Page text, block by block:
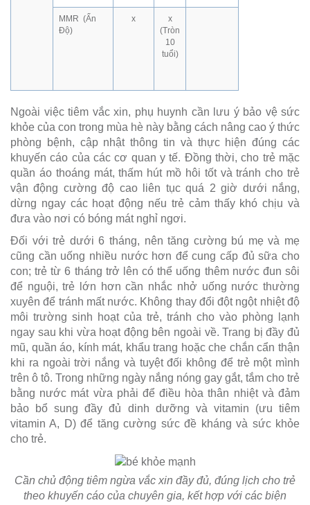
MMR (Ấn
Độ)
x
x
(Tròn
10
tuổi)
Ngoài việc tiêm vắc xin, phụ huynh cần lưu ý bảo vệ sức
khỏe của con trong mùa hè này bằng cách nâng cao ý thức
phòng bệnh, cập nhật thông tin và thực hiện đúng các
khuyến cáo của các cơ quan y tế. Đồng thời, cho trẻ mặc
quần áo thoáng mát, thấm hút mồ hôi tốt và tránh cho trẻ
vận động cường độ cao liên tục quá 2 giờ dưới nắng,
dừng ngay các hoạt động nếu trẻ cảm thấy khó chịu và
đưa vào nơi có bóng mát nghỉ ngơi.
Đối với trẻ dưới 6 tháng, nên tăng cường bú mẹ và mẹ
cũng cần uống nhiều nước hơn để cung cấp đủ sữa cho
con; trẻ từ 6 tháng trở lên có thể uống thêm nước đun sôi
để nguội, trẻ lớn hơn cần nhắc nhở uống nước thường
xuyên để tránh mất nước. Không thay đổi đột ngột nhiệt độ
môi trường sinh hoạt của trẻ, tránh cho vào phòng lạnh
ngay sau khi vừa hoạt động bên ngoài về. Trang bị đầy đủ
mũ, quần áo, kính mát, khẩu trang hoặc che chắn cẩn thận
khi ra ngoài trời nắng và tuyệt đối không để trẻ một mình
trên ô tô. Trong những ngày nắng nóng gay gắt, tắm cho trẻ
bằng nước mát vừa phải để điều hòa thân nhiệt và đảm
bảo bổ sung đầy đủ dinh dưỡng và vitamin (ưu tiêm
vitamin A, D) để tăng cường sức đề kháng và sức khỏe
cho trẻ.
Cần chủ động tiêm ngừa vắc xin đầy đủ, đúng lịch cho trẻ
theo khuyến cáo của chuyên gia, kết hợp với các biện